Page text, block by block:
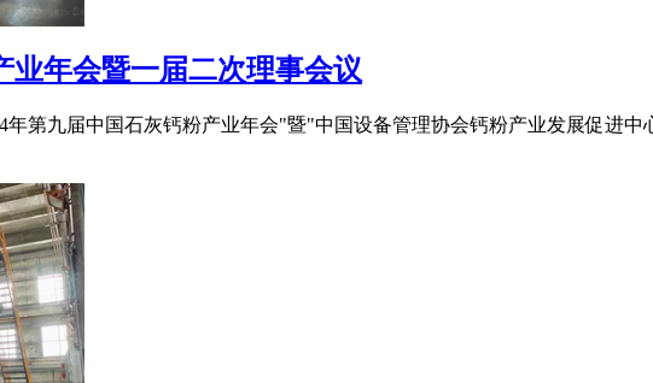
业年会暨一届二次理事会议
年第九届中国石灰钙粉产业年会"暨"中国设备管理协会钙粉产业发展促进